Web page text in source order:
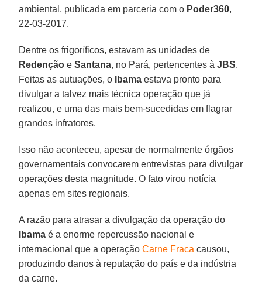
ambiental, publicada em parceria com o Poder360,
22-03-2017.
Dentre os frigoríficos, estavam as unidades de
Redenção eSantana, no Pará, pertencentes àJBS.
Feitas as autuações, o
Ibama estava pronto para
divulgar a talvez mais técnica operação que já
realizou, e uma das mais bem-sucedidas em flagrar
grandes infratores.
Isso não aconteceu, apesar de normalmente órgãos
governamentais convocarem entrevistas para divulgar
operações desta magnitude. O fato virou notícia
apenas em sites regionais.
A razão para atrasar a divulgação da operação do
Ibama é a enorme repercussão nacional e
internacional que a operaçãoCarne Fraca causou,
produzindo danos à reputação do país e da indústria
da carne.